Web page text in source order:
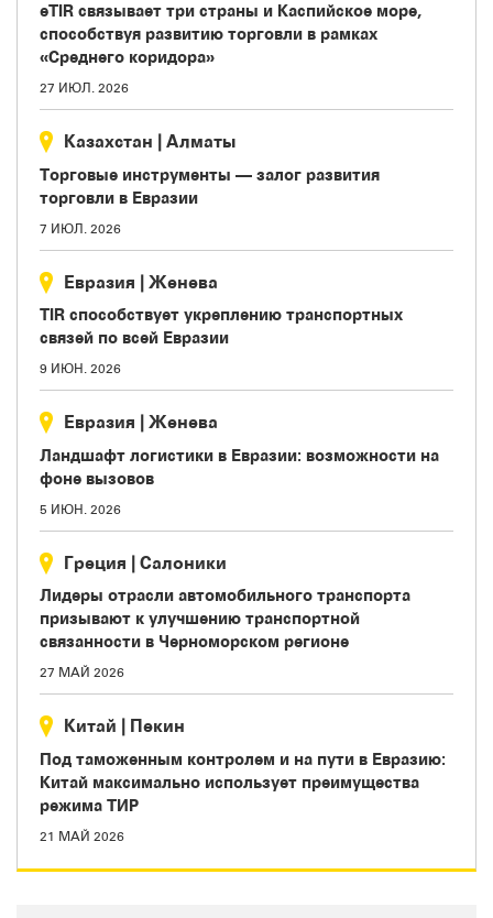
eTIR связывает три страны и Каспийское море,
способствуя развитию торговли в рамках
«Среднего коридора»
27 ИЮЛ. 2026
Казахстан | Aлматы
Торговые инструменты — залог развития
торговли в Евразии
7 ИЮЛ. 2026
Евразия | Женева
TIR способствует укреплению транспортных
связей по всей Евразии
9 ИЮН. 2026
Евразия | Женева
Ландшафт логистики в Евразии: возможности на
фоне вызовов
5 ИЮН. 2026
Греция | Салоники
Лидеры отрасли автомобильного транспорта
призывают к улучшению транспортной
связанности в Черноморском регионе
27 МАЙ 2026
Китай | Пекин
Под таможенным контролем и на пути в Евразию:
Китай максимально использует преимущества
режима ТИР
21 МАЙ 2026